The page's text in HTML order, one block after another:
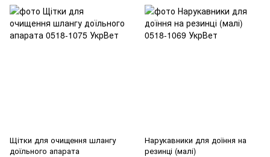
Щітки для очищення шлангу
доїльного апарата
Нарукавники для доїння на
резинці (малі)